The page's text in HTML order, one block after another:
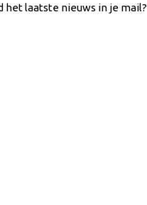
het laatste nieuws in je mail?